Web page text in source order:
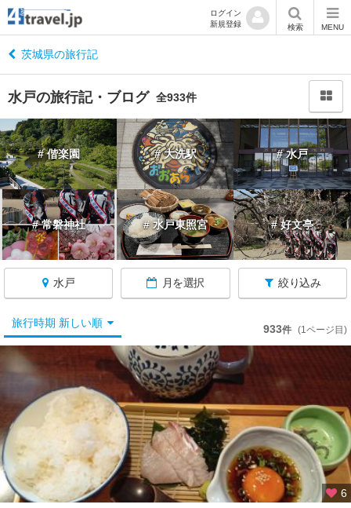
ログイン
新規登録
検索 MENU
茨城県の旅行記
水戸の旅行記・ブログ 全933件
# 偕楽園 # 大洗駅 # 水戸
# 常磐神社 # 水戸東照宮 # 好文亭
水戸 月を選択 絞り込み
茨
城
へ
戻
る
茨
城
べ
て
水
大
洗
・
ひ
ち
な
旅行時期 新しい順 933件 (1ページ目)
6